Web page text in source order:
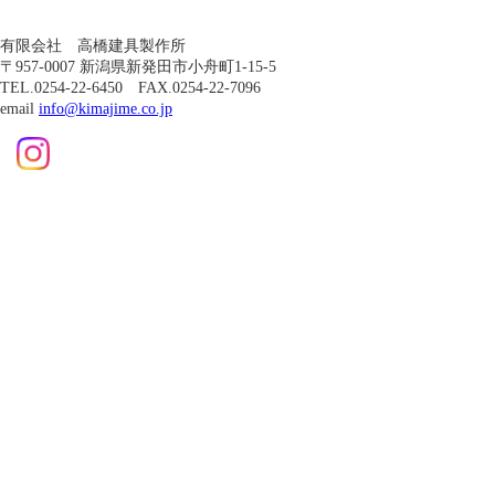
有限会社 高橋建具製作所
〒957-0007 新潟県新発田市小舟町1-15-5
TEL.0254-22-6450 FAX.0254-22-7096
email info@kimajime.co.jp